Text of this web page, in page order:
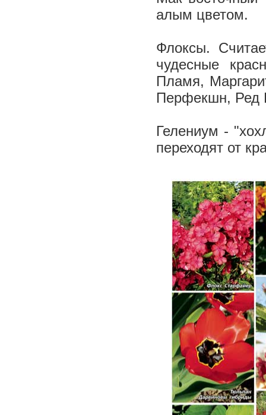
алым цветом.
Флоксы.
чудесные
Пламя,
Перфекшн, Ред
Гелениум -
переходят от